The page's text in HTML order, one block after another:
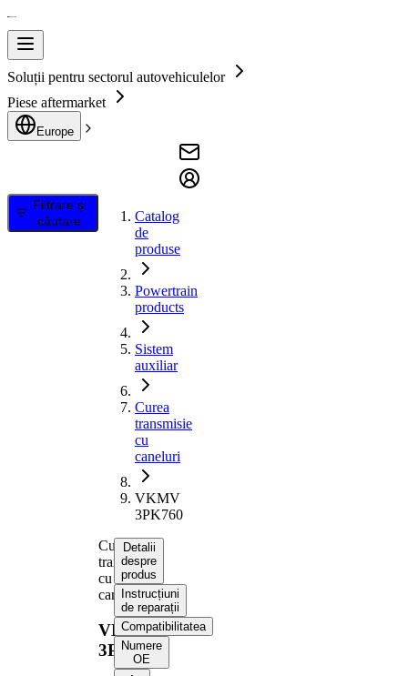
Soluții pentru sectorul autovehiculelor
Piese aftermarket
Europe
Filtrare și
căutare
Catalog
de
produse
Powertrain
products
Sistem
auxiliar
Curea
transmisie
cu
caneluri
VKMV
3PK760
Curea
transmisie
cu
caneluri
VKMV
3PK760
Detalii
despre
produs
Instrucțiuni
de reparații
Compatibilitatea
Numere
OE